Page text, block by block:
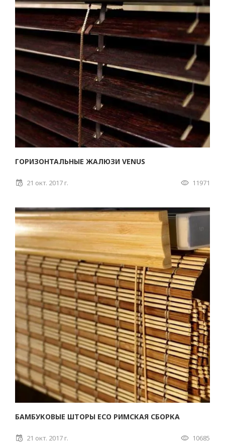
ГОРИЗОНТАЛЬНЫЕ ЖАЛЮЗИ VENUS
21 окт. 2017 г. 11971
БАМБУКОВЫЕ ШТОРЫ ECO РИМСКАЯ СБОРКА
21 окт. 2017 г. 10685